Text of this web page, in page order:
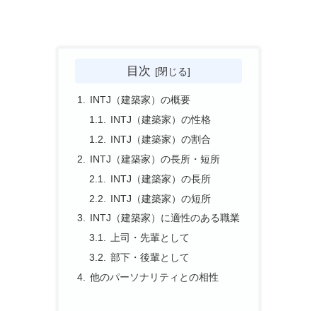
目次
INTJ（建築家）の概要
INTJ（建築家）の性格
INTJ（建築家）の割合
INTJ（建築家）の長所・短所
INTJ（建築家）の長所
INTJ（建築家）の短所
INTJ（建築家）に適性のある職業
上司・先輩として
部下・後輩として
他のパーソナリティとの相性